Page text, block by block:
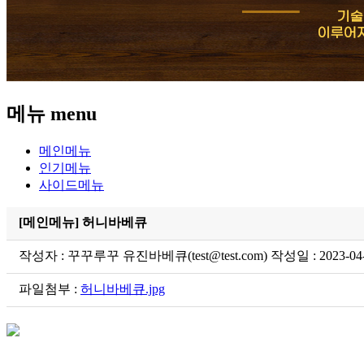
메뉴 menu
메인메뉴
인기메뉴
사이드메뉴
[메인메뉴] 허니바베큐
작성자 : 꾸꾸루꾸 유진바베큐(test@test.com) 작성일 : 2023-
파일첨부 : 허니바베큐.jpg